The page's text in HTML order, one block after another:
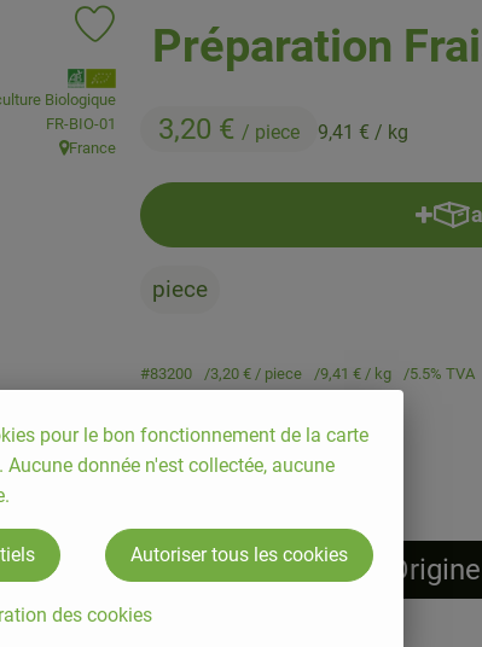
Préparation
3,20 € / piece 9,41 € / kg
Ajouter le produit aux favoris
, Association:
Biologique
, Autorité de contrôle:
FR-BIO-01
, Origine:
France
piece
#83200 3,20 € / piece 9,41 € / kg 5.5% TVA
Origine
pour le bon fonctionnement de la carte
donnée n'est collectée, aucune
des cookies
Autoriser tous les cookies